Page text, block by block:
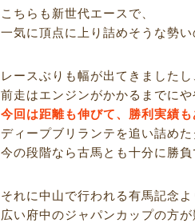
こちらも新世代エースで、
一気に頂点に上り詰めそうな勢い
レースぶりも幅が出てきましたし
前走はエンジンがかかるまでにや
今回は距離も伸びて、勝利実績も
ディープブリランテを追い詰めた
今の段階なら古馬とも十分に勝負
それに中山で行われる有馬記念よ
広い府中のジャパンカップの方が